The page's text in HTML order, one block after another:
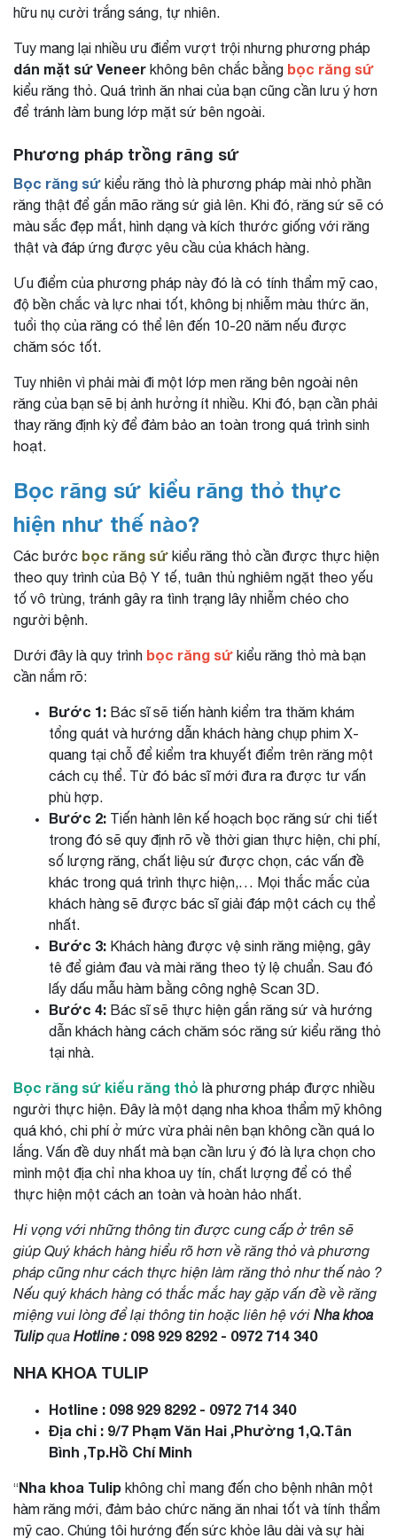
hữu nụ cười trắng sáng, tự nhiên.
Tuy mang lại nhiều ưu điểm vượt trội nhưng phương pháp
dán mặt sứ Veneer không bên chắc bằng bọc răng sứ
kiểu răng thỏ. Quá trình ăn nhai của bạn cũng cần lưu ý hơn
để tránh làm bung lớp mặt sứ bên ngoài.
Phương pháp trồng răng sứ
Bọc răng sứ kiểu răng thỏ là phương pháp mài nhỏ phần
răng thật để gắn mão răng sứ giả lên. Khi đó, răng sứ sẽ có
màu sắc đẹp mắt, hình dạng và kích thước giống với răng
thật và đáp ứng được yêu cầu của khách hàng.
Ưu điểm của phương pháp này đó là có tính thẩm mỹ cao,
độ bền chắc và lực nhai tốt, không bị nhiễm màu thức ăn,
tuổi thọ của răng có thể lên đến 10-20 năm nếu được
chăm sóc tốt.
Tuy nhiên vì phải mài đi một lớp men răng bên ngoài nên
răng của bạn sẽ bị ảnh hưởng ít nhiều. Khi đó, bạn cần phải
thay răng định kỳ để đảm bảo an toàn trong quá trình sinh
hoạt.
Bọc răng sứ kiểu răng thỏ thực
hiện như thế nào?
Các bước bọc răng sứ kiểu răng thỏ cần được thực hiện
theo quy trình của Bộ Y tế, tuân thủ nghiêm ngặt theo yếu
tố vô trùng, tránh gây ra tình trạng lây nhiễm chéo cho
người bệnh.
Dưới đây là quy trình bọc răng sứ kiểu răng thỏ mà bạn
cần nắm rõ:
Bước 1: Bác sĩ sẽ tiến hành kiểm tra thăm khám
tổng quát và hướng dẫn khách hàng chụp phim X-
quang tại chỗ để kiểm tra khuyết điểm trên răng một
cách cụ thể. Từ đó bác sĩ mới đưa ra được tư vấn
phù hợp.
Bước 2: Tiến hành lên kế hoạch bọc răng sứ chi tiết
trong đó sẽ quy định rõ về thời gian thực hiện, chi phí,
số lượng răng, chất liệu sứ được chọn, các vấn đề
khác trong quá trình thực hiện,… Mọi thắc mắc của
khách hàng sẽ được bác sĩ giải đáp một cách cụ thể
nhất.
Bước 3: Khách hàng được vệ sinh răng miệng, gây
tê để giảm đau và mài răng theo tỷ lệ chuẩn. Sau đó
lấy dấu mẫu hàm bằng công nghệ Scan 3D.
Bước 4: Bác sĩ sẽ thực hiện gắn răng sứ và hướng
dẫn khách hàng cách chăm sóc răng sứ kiểu răng thỏ
tại nhà.
Bọc răng sứ kiểu răng thỏ là phương pháp được nhiều
người thực hiện. Đây là một dạng nha khoa thẩm mỹ không
quá khó, chi phí ở mức vừa phải nên bạn không cần quá lo
lắng. Vấn đề duy nhất mà bạn cần lưu ý đó là lựa chọn cho
mình một địa chỉ nha khoa uy tín, chất lượng để có thể
thực hiện một cách an toàn và hoàn hảo nhất.
Hi vọng với những thông tin được cung cấp ở trên sẽ
giúp Quý khách hàng hiểu rõ hơn về răng thỏ và phương
pháp cũng như cách thực hiện làm răng thỏ như thế nào ?
Nếu quý khách hàng có thắc mắc hay gặp vấn đề về răng
miệng vui lòng để lại thông tin hoặc liên hệ với Nha khoa
Tulipqua Hotline : 098 929 8292 - 0972 714 340
NHA KHOA TULIP
Hotline : 098 929 8292 - 0972 714 340
Địa chỉ : 9/7 Phạm Văn Hai ,Phường 1,Q.Tân
Bình ,Tp.Hồ Chí Minh
“Nha khoa Tulip không chỉ mang đến cho bệnh nhân một
hàm răng mới, đảm bảo chức năng ăn nhai tốt và tính thẩm
mỹ cao. Chúng tôi hướng đến sức khỏe lâu dài và sự hài